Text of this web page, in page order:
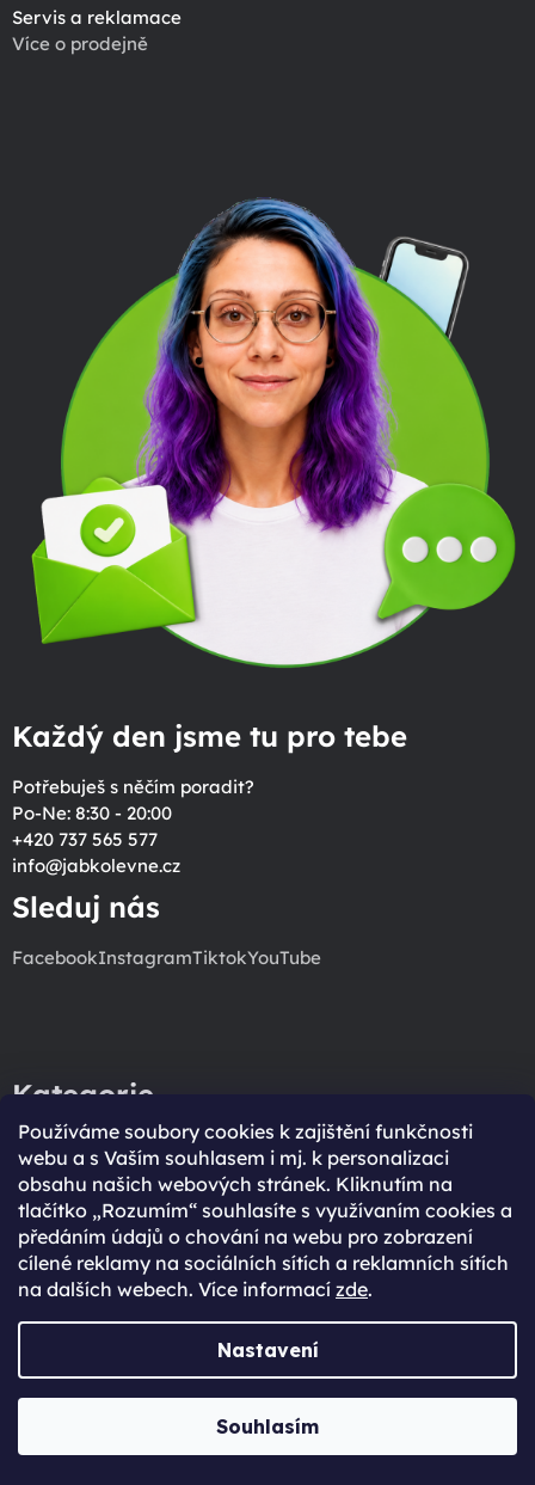
Používáme soubory cookies k zajištění funkčnosti
webu a s Vaším souhlasem i mj. k personalizaci
obsahu našich webových stránek. Kliknutím na
tlačítko „Rozumím“ souhlasíte s využívaním cookies a
předáním údajů o chování na webu pro zobrazení
cílené reklamy na sociálních sítích a reklamních sítích
na dalších webech. Více informací zde.
Nastavení
Souhlasím
Servis a reklamace
Více o prodejně
Každý den jsme tu pro tebe
Potřebuješ s něčím poradit?
Po-Ne: 8:30 - 20:00
+420 737 565 577
info@jabkolevne.cz
Sleduj nás
FacebookInstagramTiktokYouTube
Kategorie
iPhone
iPad
Mac
Watch
Příslušenství
Zákaznický servis
Kontakt